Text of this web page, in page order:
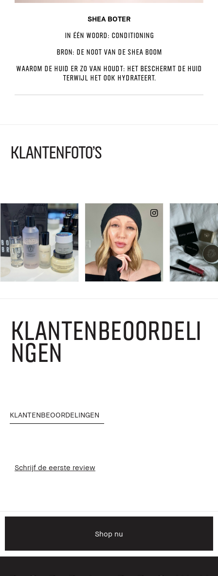
SHEA BOTER
In één woord: Conditioning
Bron: De noot van de shea boom
Waarom de huid er zo van houdt: Het beschermt de huid
terwijl het ook hydrateert.
KLANTENFOTO'S
KLANTENBEOORDELI
NGEN
KLANTENBEOORDELINGEN
Schrijf de eerste review
Shop nu